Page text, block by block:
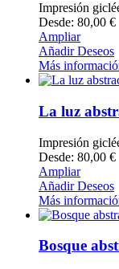
Impresión
Desde: 80,00 €
Ampliar
Añadir Deseos
Más
La luz
Impresión
Desde: 80,00 €
Ampliar
Añadir Deseos
Más
Bosque